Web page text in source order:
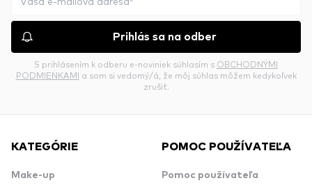
Prihlás sa na odber
S prihlásením k odberu e-noviniek súhlasím s OBCHODNÝMI
PODMIENKAMI a som si vedomý/á, že môj súhlas môžem kedykoľvek
zrušiť.
KATEGÓRIE
Make-up
POMOC POUŽÍVATEĽA
Pomoc používateľa